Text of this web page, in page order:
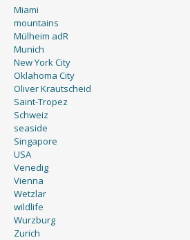
Miami
mountains
Mülheim adR
Munich
New York City
Oklahoma City
Oliver Krautscheid
Saint-Tropez
Schweiz
seaside
Singapore
USA
Venedig
Vienna
Wetzlar
wildlife
Wurzburg
Zurich